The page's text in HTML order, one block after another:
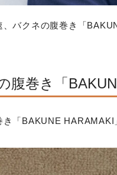
、バクネの腹巻き「
腹巻き「
き「BAKUNE HARAMAKI